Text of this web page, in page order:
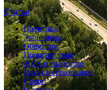
Статьи
Политика
Экономика
Общество
Происшествия
ЖКХ и транспорт
Наука и образование
Спорт